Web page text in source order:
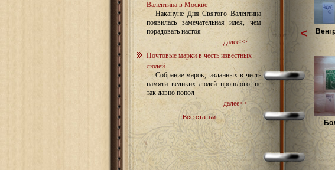
Валентина в Москве
Накануне Дня Святого Валентина
появилась замечательная идея, чем
порадовать настоя
далее>>
Почтовые марки в честь известных
людей
Собрание марок, изданных в честь
памяти великих людей прошлого, не
так давно попол
далее>>
Все статьи
<